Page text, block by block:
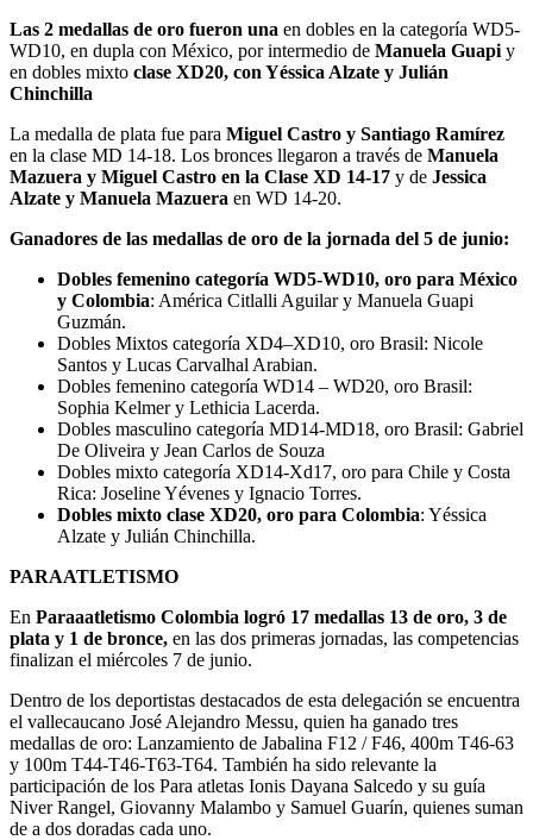
Las 2 medallas de oro fueron una en dobles en la categoría WD5-
WD10, en dupla con México, por intermedio de Manuela Guapi y
en dobles mixto clase XD20, con Yéssica Alzate y Julián
Chinchilla
La medalla de plata fue para Miguel Castro y Santiago Ramírez
en la clase MD 14-18. Los bronces llegaron a través de Manuela
Mazuera y Miguel Castro en la Clase XD 14-17 y de Jessica
Alzate y Manuela Mazuera en WD 14-20.
Ganadores de las medallas de oro de la jornada del 5 de junio:
Dobles femenino categoría WD5-WD10, oro para México
y Colombia: América Citlalli Aguilar y Manuela Guapi
Guzmán.
Dobles Mixtos categoría XD4–XD10, oro Brasil: Nicole
Santos y Lucas Carvalhal Arabian.
Dobles femenino categoría WD14 – WD20, oro Brasil:
Sophia Kelmer y Lethicia Lacerda.
Dobles masculino categoría MD14-MD18, oro Brasil: Gabriel
De Oliveira y Jean Carlos de Souza
Dobles mixto categoría XD14-Xd17, oro para Chile y Costa
Rica: Joseline Yévenes y Ignacio Torres.
Dobles mixto clase XD20, oro para Colombia: Yéssica
Alzate y Julián Chinchilla.
PARAATLETISMO
En Paraaatletismo Colombia logró 17 medallas 13 de oro, 3 de
plata y 1 de bronce, en las dos primeras jornadas, las competencias
finalizan el miércoles 7 de junio.
Dentro de los deportistas destacados de esta delegación se encuentra
el vallecaucano José Alejandro Messu, quien ha ganado tres
medallas de oro: Lanzamiento de Jabalina F12 / F46, 400m Τ46-63
y 100m Τ44-T46-Τ63-T64. También ha sido relevante la
participación de los Para atletas Ionis Dayana Salcedo y su guía
Niver Rangel, Giovanny Malambo y Samuel Guarín, quienes suman
de a dos doradas cada uno.